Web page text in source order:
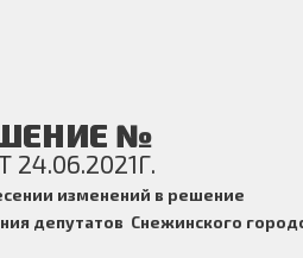
№
24.06.2021Г.
изменений в решение
депутатов Снежинского